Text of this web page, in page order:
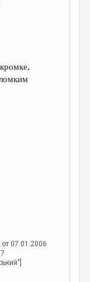
07.01.2006